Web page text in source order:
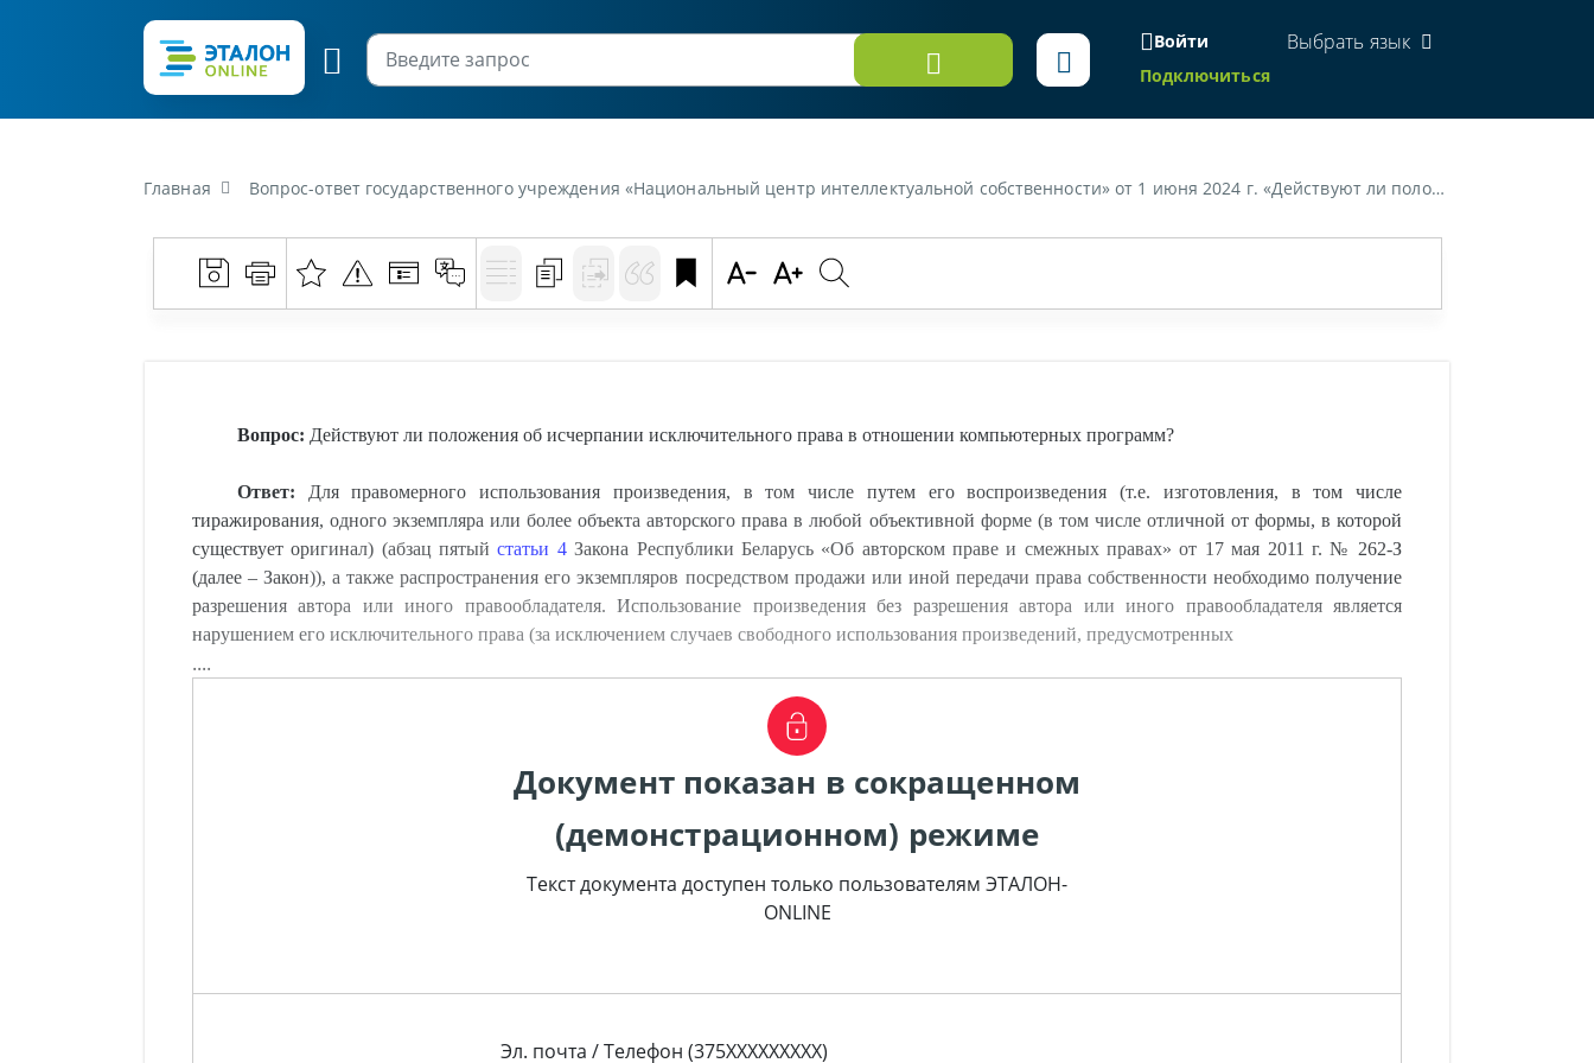
Войти
Подключиться
Выбрать язык
Главная Вопрос-ответ государственного учреждения «Национальный центр интеллектуальной собственности» от 1 июня 2024 г. «Действуют ли положения об исчерпании исключительного права в отношении компьютерных программ?»
Вопрос: Действуют ли положения об исчерпании исключительного права в отношении компьютерных программ?
Ответ: Для правомерного использования произведения, в том числе путем его воспроизведения (т.е. изготовления, в том числе
тиражирования, одного экземпляра или более объекта авторского права в любой объективной форме (в том числе отличной от формы, в которой
существует оригинал) (абзац пятыйстатьи 4Закона Республики Беларусь «Об авторском праве и смежных правах» от 17 мая 2011 г. № 262-З
(далее – Закон)), а также распространения его экземпляров посредством продажи или иной передачи права собственности необходимо получение
разрешения автора или иного правообладателя. Использование произведения без разрешения автора или иного правообладателя является
нарушением его исключительного права (за исключением случаев свободного использования произведений, предусмотренных
....
Документ показан в сокращенном
(демонстрационном) режиме
Текст документа доступен только пользователям ЭТАЛОН-
ONLINE
Эл. почта / Телефон (375XXXXXXXXX)